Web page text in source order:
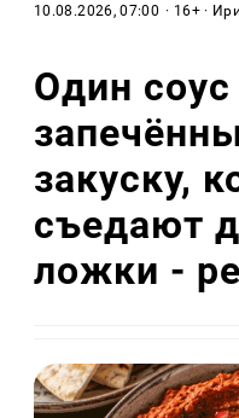
10.08.2026, 07:00 · 16+ ·
Один
закуску,
съедают
ложки -